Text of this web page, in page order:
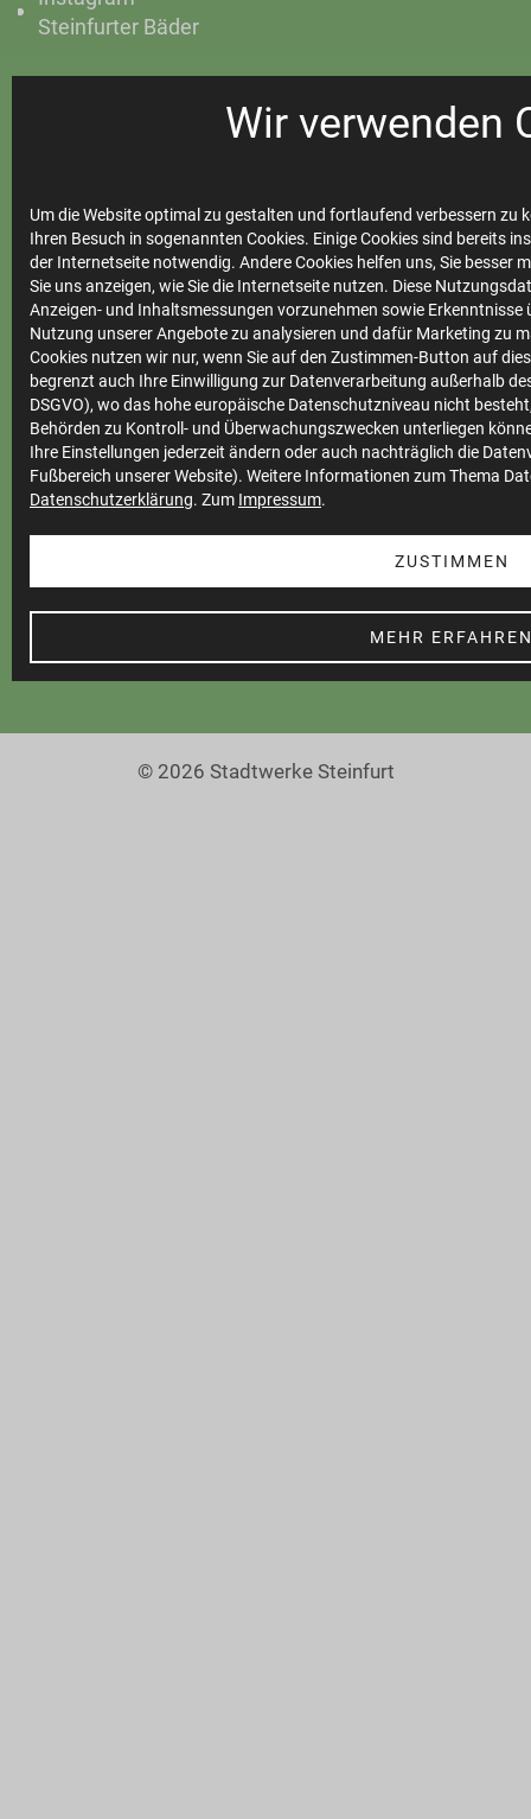
Wir verwenden
Um die Website optimal zu gestalten und fortlaufend verbessern
Ihren Besuch in sogenannten Cookies. Einige Cookies sind bereits
der Internetseite notwendig. Andere Cookies helfen uns, Sie besser
Sie uns anzeigen, wie Sie die Internetseite nutzen. Diese
Anzeigen- und Inhaltsmessungen vorzunehmen sowie Erkenntnisse
Nutzung unserer Angebote zu analysieren und dafür Marketing zu
Cookies nutzen wir nur, wenn Sie auf den Zustimmen-Button auf
begrenzt auch Ihre Einwilligung zur Datenverarbeitung außerhalb
DSGVO), wo das hohe europäische Datenschutzniveau nicht
Behörden zu Kontroll- und Überwachungszwecken unterliegen
Ihre Einstellungen jederzeit ändern oder auch nachträglich die
Fußbereich unserer Website). Weitere Informationen zum Thema
Datenschutzerklärung. Zum Impressum.
ZUSTIMMEN
MEHR
Steinfurter Bäder
Stadtwerke
Marktkommunikation
Vertrieb
Impressum
Datenschutz
Teilnahmebedingungen
Cookie Einstellungen
© 2026 Stadtwerke Steinfurt